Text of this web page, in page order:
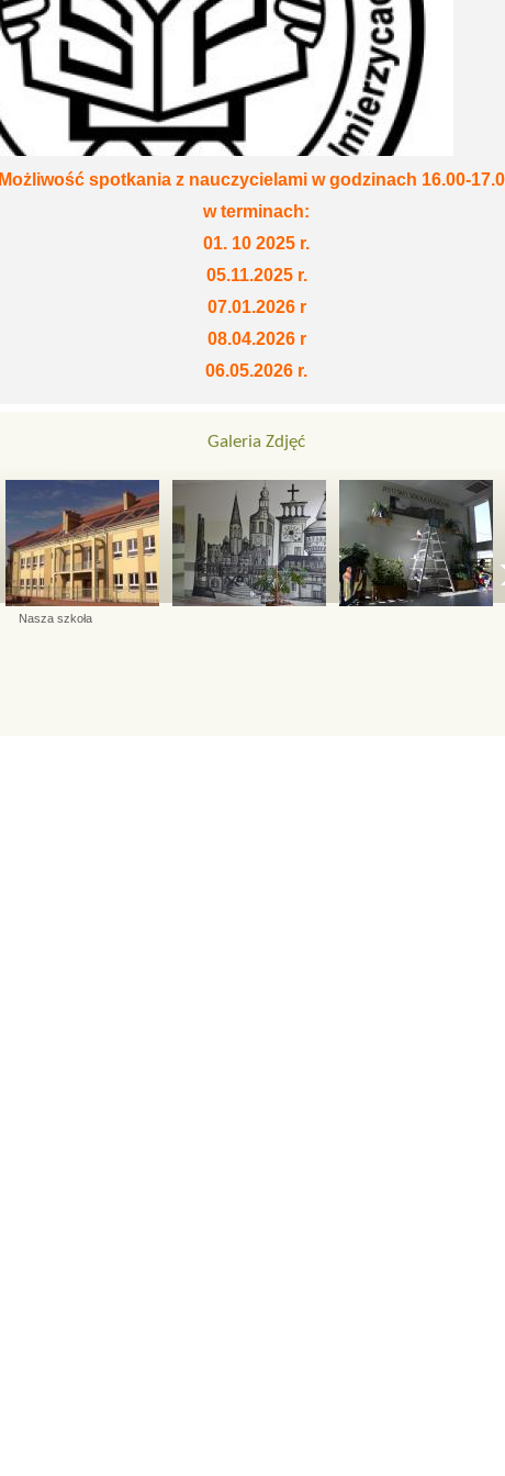
Możliwość spotkania z nauczycielami w godzinach 16.00-
w terminach:
01. 10 2025 r.
05.11.2025 r.
07.01.2026 r
08.04.2026 r
06.05.2026 r.
Galeria Zdjęć
Nasza szkoła